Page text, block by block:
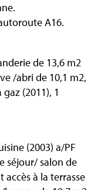
A16.
de 13,6 m2
/abri de 10,1 m2,
(2011), 1
(2003) a/PF
séjour/ salon de
à la terrasse